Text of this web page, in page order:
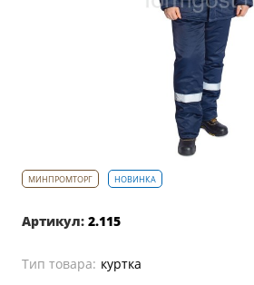
Артикул: 2.115
Тип товара: куртка